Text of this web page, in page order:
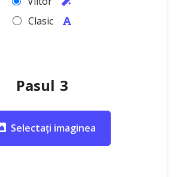
Clasic
Pasul 3
Selectați imaginea